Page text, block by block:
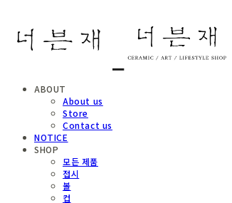
ABOUT
About us
Store
Contact us
NOTICE
SHOP
모든 제품
접시
볼
컵